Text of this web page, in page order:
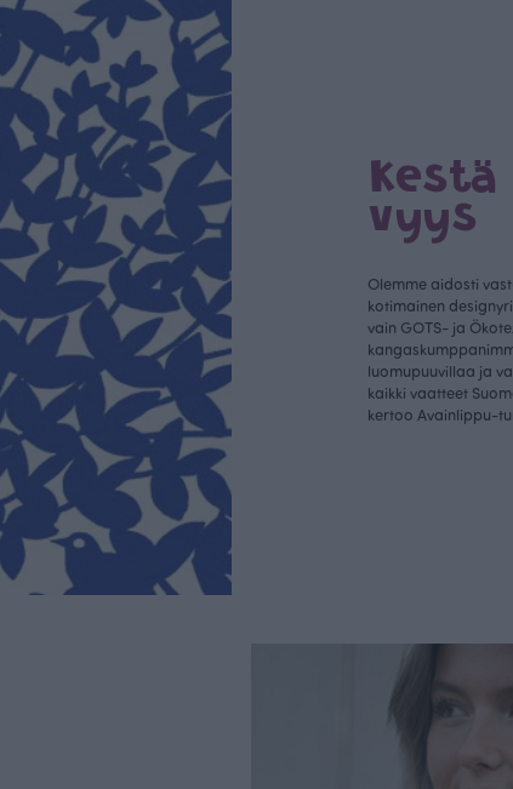
Kestä
vyys
Olemme aidosti
kotimainen
vain GOTS- ja
luomupuuvillaa ja
kaikki vaatteet
kertoo Avainlippu-